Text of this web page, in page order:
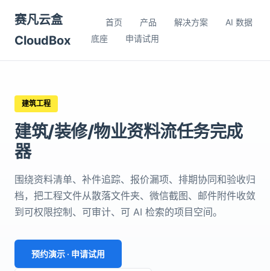
赛凡云盒
CloudBox
首页 产品 解决方案
AI 数据
底座
申请试用
建筑工程
建筑/装修/物业资料流任务完成
器
围绕资料清单、补件追踪、报价漏项、排期协同和验收归
档，把工程文件从散落文件夹、微信截图、邮件附件收敛
到可权限控制、可审计、可 AI 检索的项目空间。
预约演示 · 申请试用